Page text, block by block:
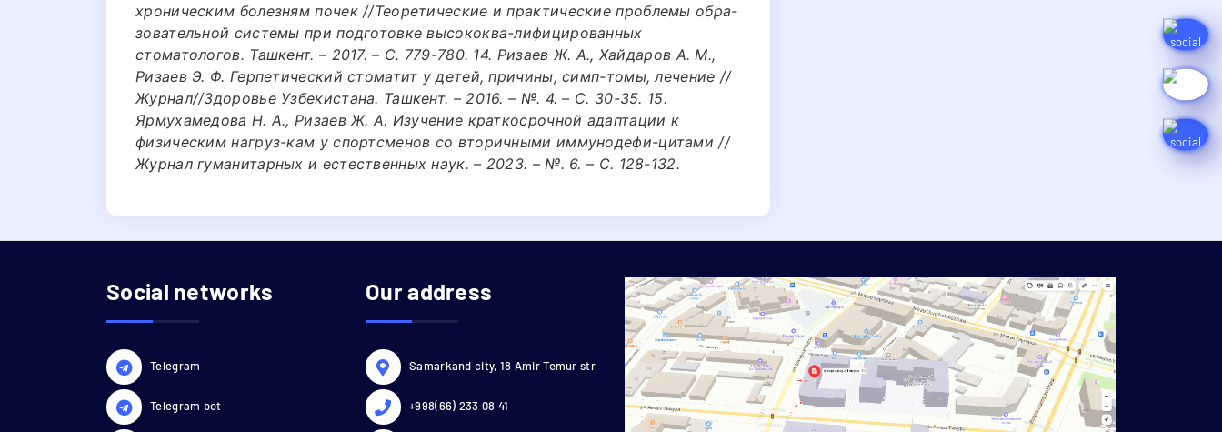
хроническим болезням почек //Теоретические и практические проблемы обра-
зовательной системы при подготовке высококва-лифицированных
стоматологов. Ташкент. – 2017. – С. 779-780. 14. Ризаев Ж. А., Хайдаров А. М.,
Ризаев Э. Ф. Герпетический стоматит у детей, причины, симп-томы, лечение //
Журнал//Здоровье Узбекистана. Ташкент. – 2016. – №. 4. – С. 30-35. 15.
Ярмухамедова Н. А., Ризаев Ж. А. Изучение краткосрочной адаптации к
физическим нагруз-кам у спортсменов со вторичными иммунодефи-цитами //
Журнал гуманитарных и естественных наук. – 2023. – №. 6. – С. 128-132.
Social networks
Telegram
Telegram bot
Our address
Samarkand city, 18 Amir Temur str
+998(66) 233 08 41